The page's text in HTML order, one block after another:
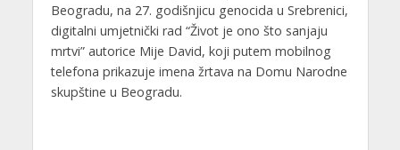
Beogradu, na 27. godišnjicu genocida u Srebrenici,
digitalni umjetnički rad “Život je ono što sanjaju
mrtvi” autorice Mije David, koji putem mobilnog
telefona prikazuje imena žrtava na Domu Narodne
skupštine u Beogradu.